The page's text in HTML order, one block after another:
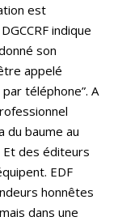
est
indique
son
appelé
téléphone”. A
du baume au
des éditeurs
EDF
honnêtes
dans une